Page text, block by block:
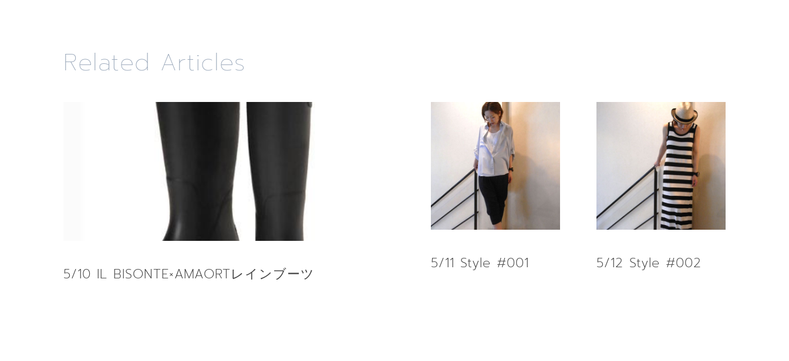
Related Articles
5/10 IL BISONTE×AMAORTレインブーツ
5/11 Style #001 5/12 Style #002